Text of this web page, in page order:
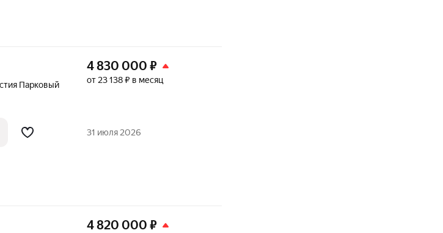
Парковый
4 830 000 ₽
от 23 138 ₽ в месяц
31 июля 2026
4 820 000 ₽